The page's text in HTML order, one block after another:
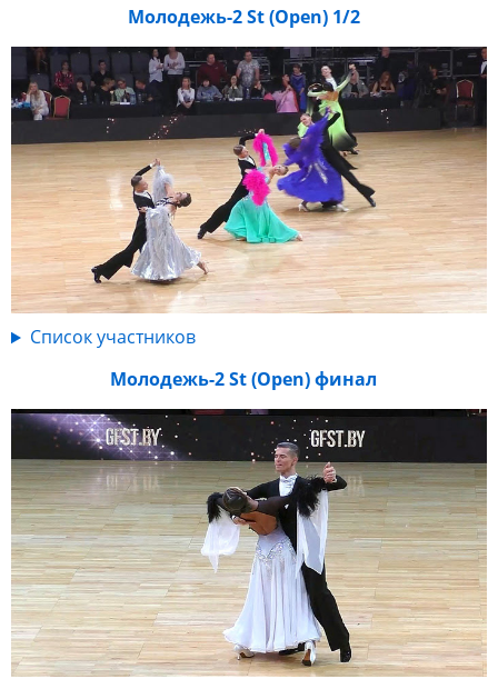
Молодежь-2 St (Open) 1/2
Список участников
Молодежь-2 St (Open) финал